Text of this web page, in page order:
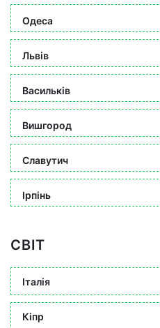
Одеса
Львів
Васильків
Вишгород
Славутич
Ірпінь
СВІТ
Італія
Кіпр